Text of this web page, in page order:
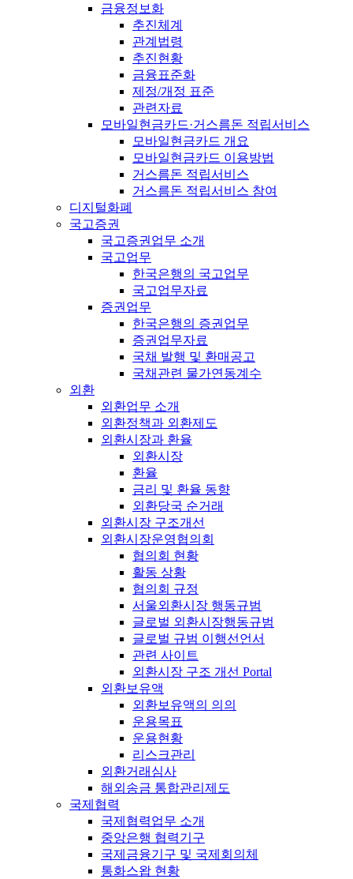
금융정보화
추진체계
관계법령
추진현황
금융표준화
제정/개정 표준
관련자료
모바일현금카드·거스름돈 적립서비스
모바일현금카드 개요
모바일현금카드 이용방법
거스름돈 적립서비스
거스름돈 적립서비스 참여
디지털화폐
국고증권
국고증권업무 소개
국고업무
한국은행의 국고업무
국고업무자료
증권업무
한국은행의 증권업무
증권업무자료
국채 발행 및 환매공고
국채관련 물가연동계수
외환
외환업무 소개
외환정책과 외환제도
외환시장과 환율
외환시장
환율
금리 및 환율 동향
외환당국 순거래
외환시장 구조개선
외환시장운영협의회
협의회 현황
활동 상황
협의회 규정
서울외환시장 행동규범
글로벌 외환시장행동규범
글로벌 규범 이행선언서
관련 사이트
외환시장 구조 개선 Portal
외환보유액
외환보유액의 의의
운용목표
운용현황
리스크관리
외환거래심사
해외송금 통합관리제도
국제협력
국제협력업무 소개
중앙은행 협력기구
국제금융기구 및 국제회의체
통화스왑 현황